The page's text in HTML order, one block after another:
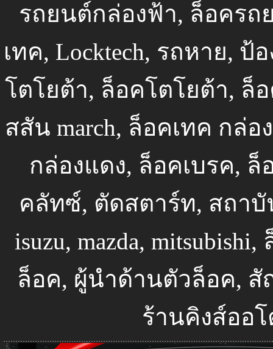
รถยนต์กล่องฟ้า, ล็อครถ
เทค, Locktech, รถหาย,
โตโยต้า, ล็อคโตโยต้า,
สสัน march, ล็อคเทค กล่
กล่องแดง, ล็อคเบรค,
คลัทซ์, ตัดสตาร์ท, สถาบั
isuzu, mazda,
ล็อค, ผู้นำด้านตัวล็อค,
ร้านคิงส์ออ